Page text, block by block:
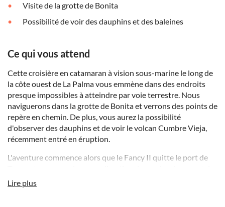
Visite de la grotte de Bonita
Possibilité de voir des dauphins et des baleines
Ce qui vous attend
Cette croisière en catamaran à vision sous-marine le long de
la côte ouest de La Palma vous emmène dans des endroits
presque impossibles à atteindre par voie terrestre. Nous
naviguerons dans la grotte de Bonita et verrons des points de
repère en chemin. De plus, vous aurez la possibilité
d'observer des dauphins et de voir le volcan Cumbre Vieja,
récemment entré en éruption.
L'aventure commence alors que le Fancy II quitte le port de
falaises volcaniques dont certaines font plus de 200 mètres.
Nous nous arrêterons à la grotte de Bonita, une grande cavité
Lire plus